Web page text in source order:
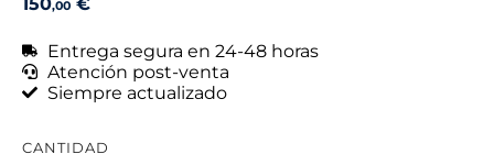
,00
Entrega segura en 24-48 horas
Atención post-venta
Siempre actualizado
CANTIDAD